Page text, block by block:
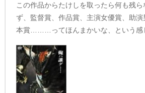
この作品からたけしを取ったら何も残
ず、監督賞、作品賞、主演女優賞、助
本賞………ってほんまかいな、という感